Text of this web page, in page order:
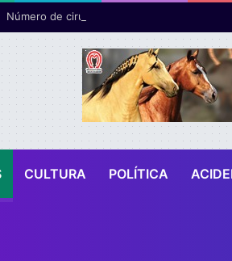
Número de cirurgias plásticas mamárias
CULTURA POLÍTICA